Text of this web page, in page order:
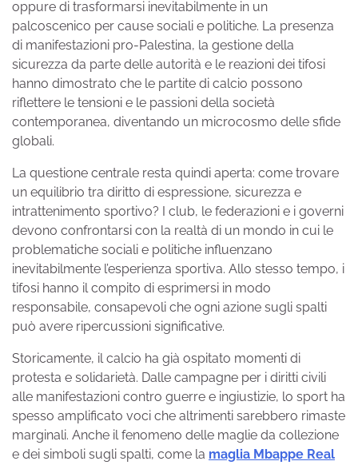
oppure di trasformarsi inevitabilmente in un
palcoscenico per cause sociali e politiche. La presenza
di manifestazioni pro-Palestina, la gestione della
sicurezza da parte delle autorità e le reazioni dei tifosi
hanno dimostrato che le partite di calcio possono
riflettere le tensioni e le passioni della società
contemporanea, diventando un microcosmo delle sfide
globali.
La questione centrale resta quindi aperta: come trovare
un equilibrio tra diritto di espressione, sicurezza e
intrattenimento sportivo? I club, le federazioni e i governi
devono confrontarsi con la realtà di un mondo in cui le
problematiche sociali e politiche influenzano
inevitabilmente l’esperienza sportiva. Allo stesso tempo, i
tifosi hanno il compito di esprimersi in modo
responsabile, consapevoli che ogni azione sugli spalti
può avere ripercussioni significative.
Storicamente, il calcio ha già ospitato momenti di
protesta e solidarietà. Dalle campagne per i diritti civili
alle manifestazioni contro guerre e ingiustizie, lo sport ha
spesso amplificato voci che altrimenti sarebbero rimaste
marginali. Anche il fenomeno delle maglie da collezione
e dei simboli sugli spalti, come la maglia Mbappe Real